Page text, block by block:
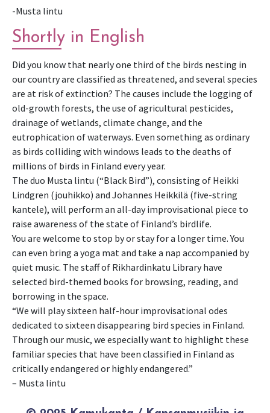
-Musta lintu
Shortly in English
Did you know that nearly one third of the birds nesting in
our country are classified as threatened, and several species
are at risk of extinction? The causes include the logging of
old-growth forests, the use of agricultural pesticides,
drainage of wetlands, climate change, and the
eutrophication of waterways. Even something as ordinary
as birds colliding with windows leads to the deaths of
millions of birds in Finland every year.
The duo Musta lintu (“Black Bird”), consisting of Heikki
Lindgren (jouhikko) and Johannes Heikkilä (five-string
kantele), will perform an all-day improvisational piece to
raise awareness of the state of Finland’s birdlife.
You are welcome to stop by or stay for a longer time. You
can even bring a yoga mat and take a nap accompanied by
quiet music. The staff of Rikhardinkatu Library have
selected bird-themed books for browsing, reading, and
borrowing in the space.
“We will play sixteen half-hour improvisational odes
dedicated to sixteen disappearing bird species in Finland.
Through our music, we especially want to highlight these
familiar species that have been classified in Finland as
critically endangered or highly endangered.”
– Musta lintu